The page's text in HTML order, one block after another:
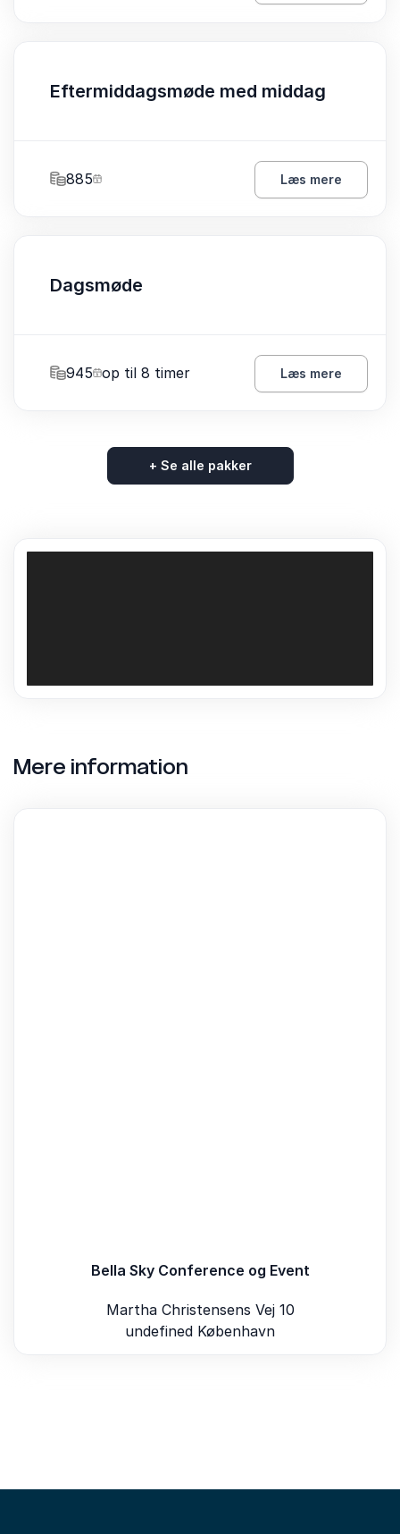
Eftermiddagsmøde med middag
885 Læs mere
Dagsmøde
945 op til 8 timer Læs mere
+ Se alle pakker
Mere information
Bella Sky Conference og Event
Martha Christensens Vej 10
undefined København